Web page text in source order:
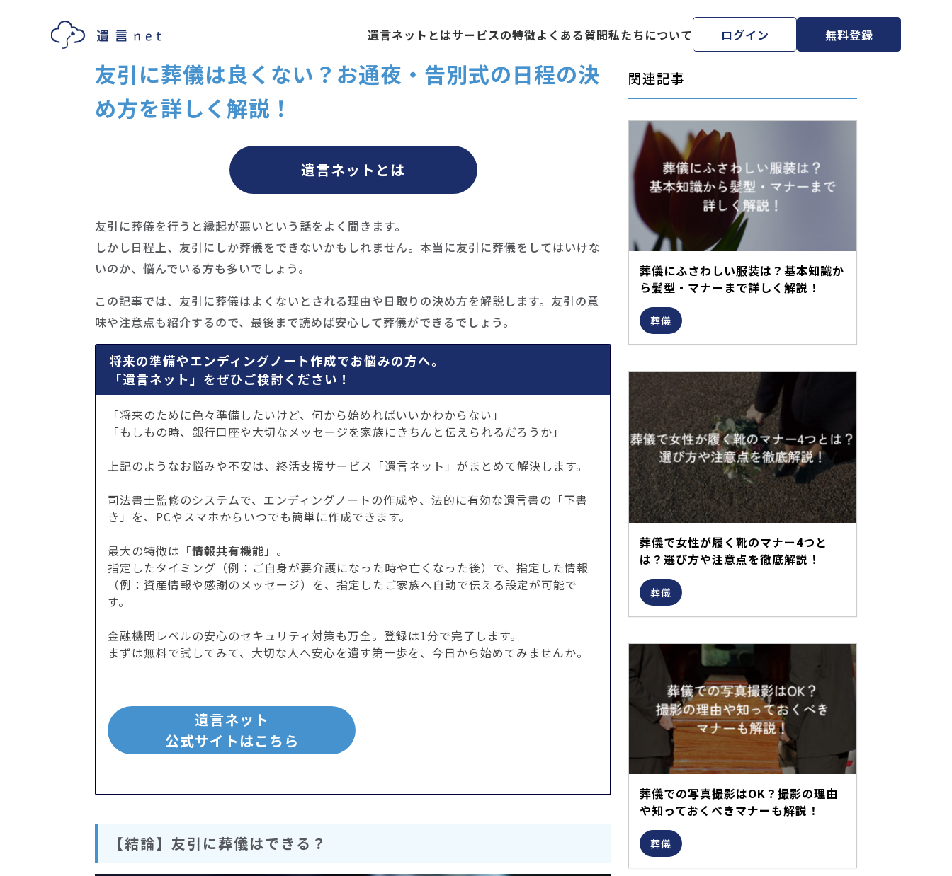
遺言ネットとはサービスの特徴よくある質問私たちについて ログイン 無料登録
友引に葬儀は良くない？お通夜・告別式の日程の決
め方を詳しく解説！
遺言ネットとは
友引に葬儀を行うと縁起が悪いという話をよく聞きます。
しかし日程上、友引にしか葬儀をできないかもしれません。本当に友引に葬儀をしてはいけな
いのか、悩んでいる方も多いでしょう。
この記事では、友引に葬儀はよくないとされる理由や日取りの決め方を解説します。友引の意
味や注意点も紹介するので、最後まで読めば安心して葬儀ができるでしょう。
将来の準備やエンディングノート作成でお悩みの方へ。
「遺言ネット」をぜひご検討ください！
「将来のために色々準備したいけど、何から始めればいいかわからない」
「もしもの時、銀行口座や大切なメッセージを家族にきちんと伝えられるだろうか」
上記のようなお悩みや不安は、終活支援サービス「遺言ネット」がまとめて解決します。
司法書士監修のシステムで、エンディングノートの作成や、法的に有効な遺言書の「下書
き」を、PCやスマホからいつでも簡単に作成できます。
最大の特徴は 「情報共有機能」 。
指定したタイミング（例：ご自身が要介護になった時や亡くなった後）で、指定した情報
（例：資産情報や感謝のメッセージ）を、指定したご家族へ自動で伝える設定が可能で
す。
金融機関レベルの安心のセキュリティ対策も万全。登録は1分で完了します。
まずは無料で試してみて、大切な人へ安心を遺す第一歩を、今日から始めてみませんか。
遺言ネット
公式サイトはこちら
【結論】友引に葬儀はできる？
関連記事
葬儀にふさわしい服装は？基本知識か
ら髪型・マナーまで詳しく解説！
葬儀
葬儀で女性が履く靴のマナー4つと
は？選び方や注意点を徹底解説！
葬儀
葬儀での写真撮影はOK？撮影の理由
や知っておくべきマナーも解説！
葬儀